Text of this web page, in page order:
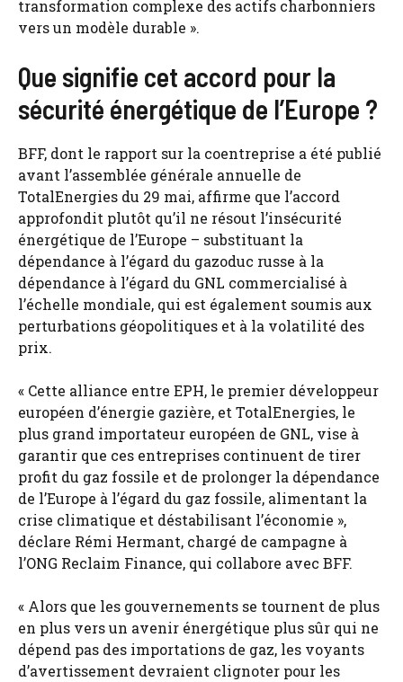
transformation complexe des actifs charbonniers
vers un modèle durable ».
Que signifie cet accord pour la
sécurité énergétique de l’Europe ?
BFF, dont le rapport sur la coentreprise a été publié
avant l’assemblée générale annuelle de
TotalEnergies du 29 mai, affirme que l’accord
approfondit plutôt qu’il ne résout l’insécurité
énergétique de l’Europe – substituant la
dépendance à l’égard du gazoduc russe à la
dépendance à l’égard du GNL commercialisé à
l’échelle mondiale, qui est également soumis aux
perturbations géopolitiques et à la volatilité des
prix.
« Cette alliance entre EPH, le premier développeur
européen d’énergie gazière, et TotalEnergies, le
plus grand importateur européen de GNL, vise à
garantir que ces entreprises continuent de tirer
profit du gaz fossile et de prolonger la dépendance
de l’Europe à l’égard du gaz fossile, alimentant la
crise climatique et déstabilisant l’économie »,
déclare Rémi Hermant, chargé de campagne à
l’ONG Reclaim Finance, qui collabore avec BFF.
« Alors que les gouvernements se tournent de plus
en plus vers un avenir énergétique plus sûr qui ne
dépend pas des importations de gaz, les voyants
d’avertissement devraient clignoter pour les